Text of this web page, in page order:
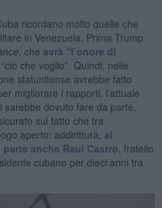
ricordano molto quelle che
in Venezuela. Prima Trump
, che avrà “l’onore di
che voglio”. Quindi, nelle
statunitense avrebbe fatto
migliorare i rapporti, l’attuale
sarebbe dovuto fare da parte.
sul fatto che tra
aperto: addirittura, ai
anche Raul Castro , fratello
cubano per dieci anni tra